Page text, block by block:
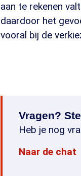
aan te rekenen
daardoor het
vooral bij de
Vragen?
Heb je nog
Naar de chat